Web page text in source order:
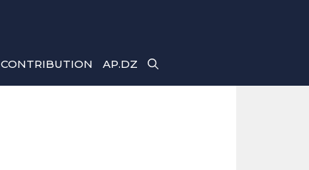
CONTRIBUTION AP.DZ